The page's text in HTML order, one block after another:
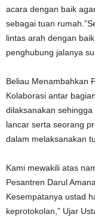
acara dengan baik
sebagai tuan
lintas arah dengan
penghubung jalanya
Beliau Menambahkan
Kolaborasi antar
dilaksanakan
lancar serta seorang
dalam melaksanakan
Kami mewakili atas
Pesantren Darul
Kesempatanya ustad
keprotokolan,” Ujar